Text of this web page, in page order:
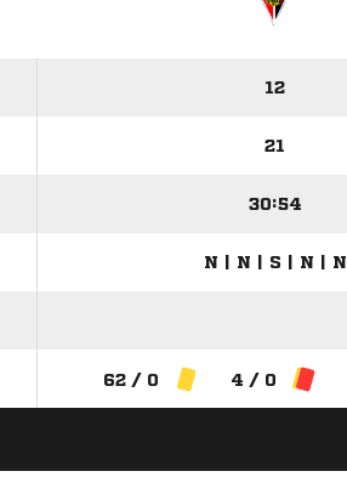
12
21
30:54
N | N | S | N | N
62 / 0 4 / 0